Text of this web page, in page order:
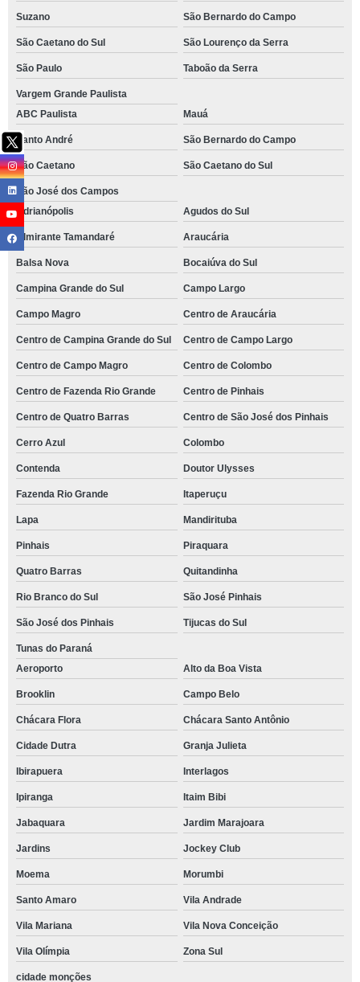
Suzano São Bernardo do Campo
São Caetano do Sul São Lourenço da Serra
São Paulo Taboão da Serra
Vargem Grande Paulista
ABC Paulista
Mauá
Santo André São Bernardo do Campo
São Caetano São Caetano do Sul
São José dos Campos
Adrianópolis
Agudos do Sul
Almirante Tamandaré Araucária
Balsa Nova Bocaiúva do Sul
Campina Grande do Sul Campo Largo
Campo Magro Centro de Araucária
Centro de Campina Grande do Sul Centro de Campo Largo
Centro de Campo Magro Centro de Colombo
Centro de Fazenda Rio Grande Centro de Pinhais
Centro de Quatro Barras Centro de São José dos Pinhais
Cerro Azul Colombo
Contenda Doutor Ulysses
Fazenda Rio Grande Itaperuçu
Lapa Mandirituba
Pinhais Piraquara
Quatro Barras Quitandinha
Rio Branco do Sul São José Pinhais
São José dos Pinhais Tijucas do Sul
Tunas do Paraná
Aeroporto
Alto da Boa Vista
Brooklin Campo Belo
Chácara Flora Chácara Santo Antônio
Cidade Dutra Granja Julieta
Ibirapuera Interlagos
Ipiranga Itaim Bibi
Jabaquara Jardim Marajoara
Jardins Jockey Club
Moema Morumbi
Santo Amaro Vila Andrade
Vila Mariana Vila Nova Conceição
Vila Olímpia Zona Sul
cidade monções